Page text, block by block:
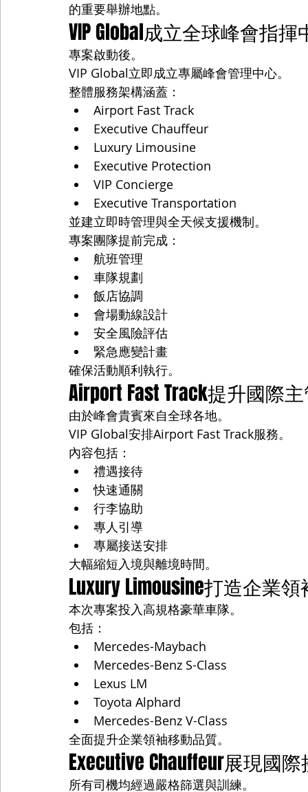
的重要舉辦地點。
VIP Global成立全球峰會指揮
專案啟動後。
VIP Global立即成立專屬峰會管理中心。
整體服務架構涵蓋：
Airport Fast Track
Executive Chauffeur
Luxury Limousine
Executive Protection
VIP Concierge
Executive Transportation
並建立即時管理與全天候支援機制。
專案團隊提前完成：
航班管理
車隊規劃
飯店協調
會場動線設計
安全風險評估
緊急應變計畫
確保活動順利執行。
Airport Fast Track提升國際
由於峰會貴賓來自全球各地。
VIP Global安排Airport Fast Track服務。
內容包括：
禮遇接待
快速通關
行李協助
專人引導
專屬接送安排
大幅縮短入境與離境時間。
Luxury Limousine打造企業
本次專案投入高規格豪華車隊。
包括：
Mercedes-Maybach
Mercedes-Benz S-Class
Lexus LM
Toyota Alphard
Mercedes-Benz V-Class
全面提升企業領袖移動品質。
Executive Chauffeur展現國
所有司機均經過嚴格篩選與訓練。